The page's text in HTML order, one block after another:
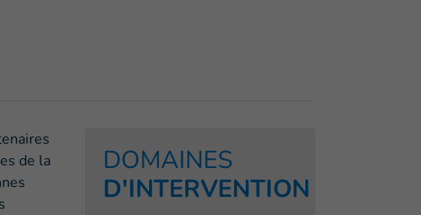
de la
DOMAINES
D'INTERVENTION